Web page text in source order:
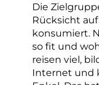
Die
Rücksicht
konsumiert.
so fit und
reisen viel,
Internet und